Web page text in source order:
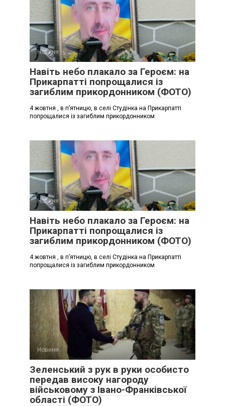
Новини
Навіть небо плакало за Героєм: на
Прикарпатті попрощалися із
загиблим прикордонником (ФОТО)
4 жовтня , в п’ятницю, в селі Студінка на Прикарпатті
попрощалися із загиблим прикордонником
Новини
Навіть небо плакало за Героєм: на
Прикарпатті попрощалися із
загиблим прикордонником (ФОТО)
4 жовтня , в п’ятницю, в селі Студінка на Прикарпатті
попрощалися із загиблим прикордонником
Новини
Зеленський з рук в руки особисто
передав високу нагороду
військовому з Івано-Франківської
області (ФОТО)